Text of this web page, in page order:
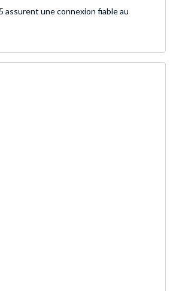
assurent une connexion fiable au